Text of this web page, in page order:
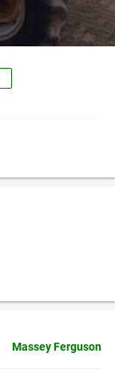
Massey Ferguson